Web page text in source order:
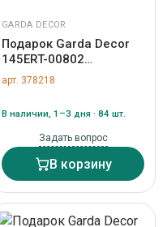
GARDA DECOR
Подарок Garda Decor
145ERT-00802
Полотенце Лирика
модал серое 70*140
арт. 378218
В наличии, 1–3 дня · 84 шт.
Задать вопрос
В корзину